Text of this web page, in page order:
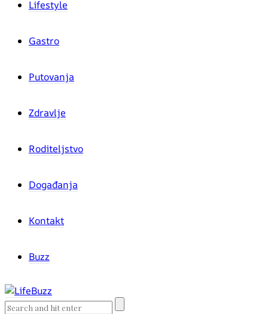
Lifestyle
Gastro
Putovanja
Zdravlje
Roditeljstvo
Događanja
Kontakt
Buzz